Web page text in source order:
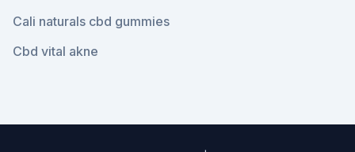
Cali naturals cbd gummies
Cbd vital akne